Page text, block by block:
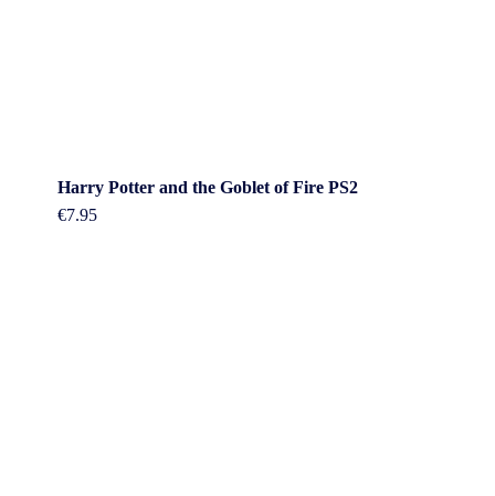
Harry Potter and the Goblet of Fire PS2
€7.95